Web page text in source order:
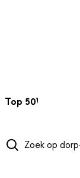
Top 50Webcams